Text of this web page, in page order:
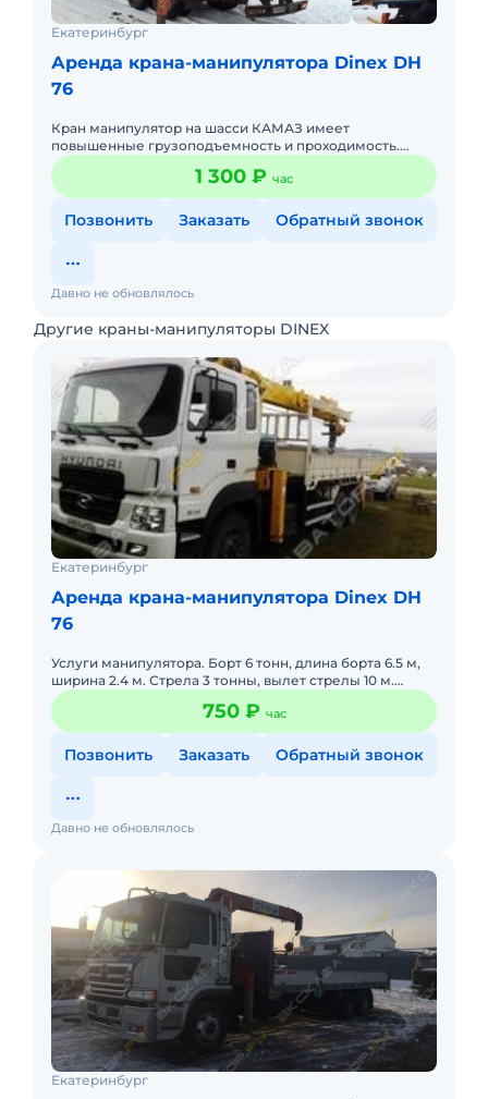
Екатеринбург
Аренда крана-манипулятора Dinex DH
76
Кран манипулятор на шасси КАМАЗ имеет
повышенные грузоподъемность и проходимость.
Автомобиль может эксплуатироваться как в городе,
так и в условиях бездорожья,
1 300 ₽ час
Позвонить Заказать Обратный звонок
Давно не обновлялось
Другие краны-манипуляторы DINEX
Екатеринбург
Аренда крана-манипулятора Dinex DH
76
Услуги манипулятора. Борт 6 тонн, длина борта 6.5 м,
ширина 2.4 м. Стрела 3 тонны, вылет стрелы 10 м.
Стоимость 750 руб./час.
750 ₽ час
Позвонить Заказать Обратный звонок
Давно не обновлялось
Екатеринбург